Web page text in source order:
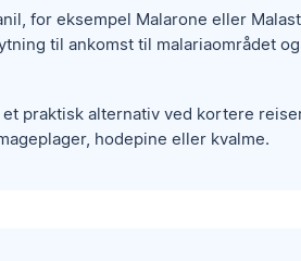
for eksempel Malarone eller
til ankomst til malariaområdet
praktisk alternativ ved kortere
hodepine eller kvalme.